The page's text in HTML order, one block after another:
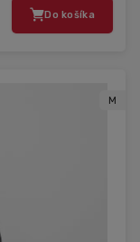
Do košíka
M